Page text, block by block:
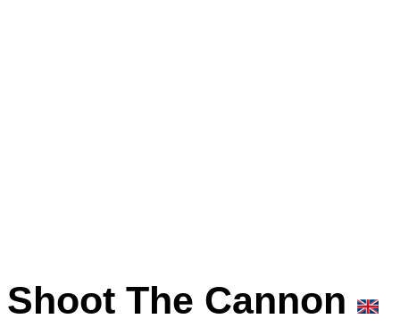
Shoot The Cannon